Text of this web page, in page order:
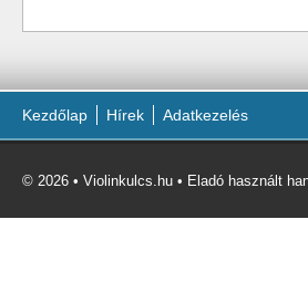
Kezdőlap Hírek Adatkezelés
© 2026 • Violinkulcs.hu • Eladó használt